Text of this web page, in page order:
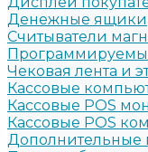
Денежные ящики
Считыватели
Чековая лента и
Кассовые
Кассовые POS
Кассовые POS
Дополнительные